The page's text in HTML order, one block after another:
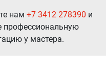
нам +7 3412 278390 и
профессиональную
у мастера.